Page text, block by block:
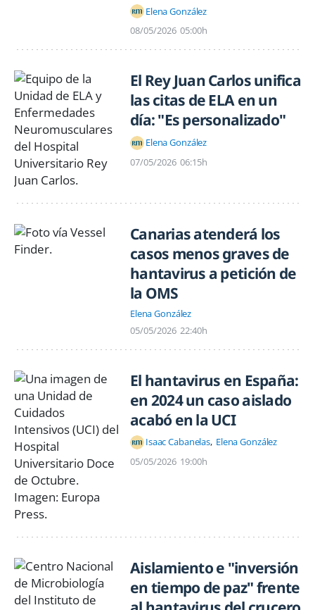
Elena González
08/05/2026 05:00h
El Rey Juan Carlos unifica
las citas de ELA en un
día: "Es personalizado"
Elena González
07/05/2026 06:15h
Canarias atenderá los
casos menos graves de
hantavirus a petición de
la OMS
Elena González
05/05/2026 22:40h
El hantavirus en España:
en 2024 un caso aislado
acabó en la UCI
Isaac Cabanelas Elena González
05/05/2026 19:00h
Aislamiento e "inversión
en tiempo de paz" frente